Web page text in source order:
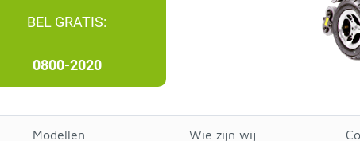
BEL GRATIS:
0800-2020
Modellen Wie zijn wij